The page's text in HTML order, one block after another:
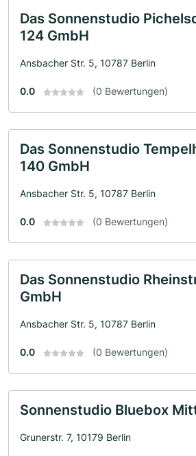
Das Sonnenstudio
124 GmbH
Ansbacher Str. 5, 10787 Berlin
0.0 (0 Bewertungen)
Das Sonnenstudio
140 GmbH
Ansbacher Str. 5, 10787 Berlin
0.0 (0 Bewertungen)
Das Sonnenstudio
GmbH
Ansbacher Str. 5, 10787 Berlin
0.0 (0 Bewertungen)
Sonnenstudio Bluebox
Grunerstr. 7, 10179 Berlin